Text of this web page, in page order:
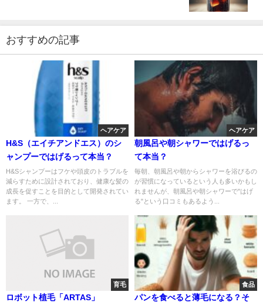
おすすめの記事
ヘアケア
H&S（エイチアンドエス）のシ
ャンプーではげるって本当？
H&Sシャンプーはフケや頭皮のトラブルを
減らすために設計されており、健康な髪の
成長を促すことを目的として開発されてい
ます。 一方で、...
ヘアケア
朝風呂や朝シャワーではげるっ
て本当？
毎朝、朝風呂や朝からシャワーを浴びるの
が習慣になっているという人も多いかもし
れませんが、朝風呂や朝シャワーで"はげ
る"という口コミもあるよう...
育毛
ロボット植毛「ARTAS」
食品
パンを食べると薄毛になる？そ